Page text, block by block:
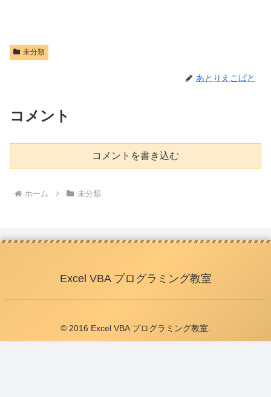
未分類
あとりえこばと
コメント
コメントを書き込む
ホーム 未分類
Excel VBA プログラミング教室
© 2016 Excel VBA プログラミング教室.